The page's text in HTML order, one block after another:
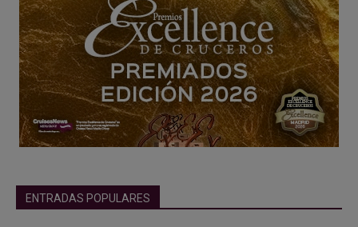
ENTRADAS POPULARES